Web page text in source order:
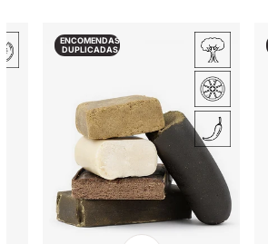
ENCOMENDAS
DUPLICADAS